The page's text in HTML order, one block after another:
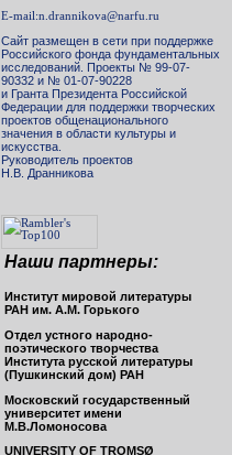
E-mail:n.drannikova@narfu.ru
Сайт размещен в сети при поддержке
Российского фонда фундаментальных
исследований. Проекты № 99-07-
90332 и № 01-07-90228
и Гранта Президента Российской
Федерации для поддержки творческих
проектов общенационального
значения в области культуры и
искусства.
Руководитель проектов
Н.В. Дранникова
Наши партнеры:
Институт мировой литературы
РАН им. А.М. Горького
Отдел устного народно-
поэтического творчества
Института русской литературы
(Пушкинский дом) РАН
Московский государственный
университет имени
М.В.Ломоносова
UNIVERSITY OF TROMSØ